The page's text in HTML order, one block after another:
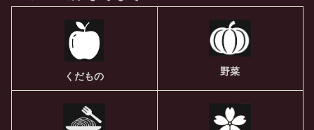
くだもの 野菜